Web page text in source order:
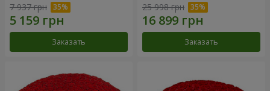
7 937 грн
Заказать
25 998 грн
Заказать